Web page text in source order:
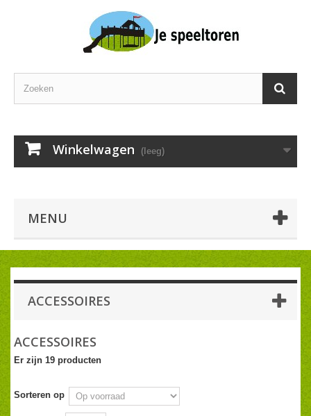
Winkelwagen (leeg)
MENU
ACCESSOIRES
ACCESSOIRES
Er zijn 19 producten
Sorteren op